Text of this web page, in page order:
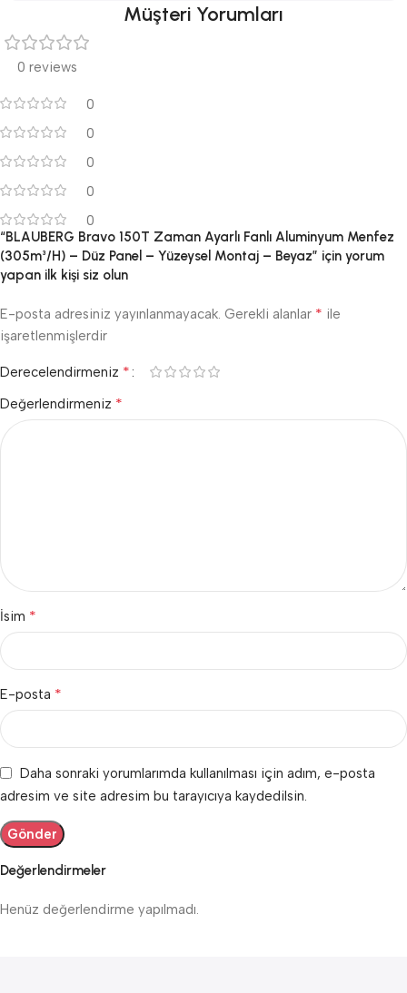
Müşteri Yorumları
0 reviews
0
0
0
0
0
Değerlendirmeler
Henüz değerlendirme yapılmadı.
“BLAUBERG Bravo 150T Zaman Ayarlı Fanlı Aluminyum Menfez
(305m³/H) – Düz Panel – Yüzeysel Montaj – Beyaz” için yorum
yapan ilk kişi siz olun
E-posta adresiniz yayınlanmayacak. Gerekli alanlar * ile
işaretlenmişlerdir
Derecelendirmeniz *
Değerlendirmeniz *
İsim *
E-posta *
Daha sonraki yorumlarımda kullanılması için adım, e-posta
adresim ve site adresim bu tarayıcıya kaydedilsin.